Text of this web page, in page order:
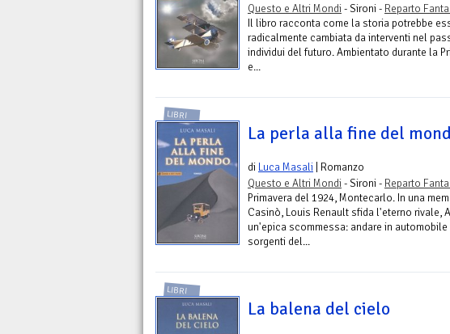
Questo e Altri Mondi - Sironi - Reparto
Il libro racconta come la storia potrebbe
radicalmente cambiata da interventi nel
individui del futuro. Ambientato durante la
e...
LIBRI
La perla alla fine del
di Luca Masali | Romanzo
Questo e Altri Mondi - Sironi - Reparto
Primavera del 1924, Montecarlo. In una
Casinò, Louis Renault sfida l'eterno rivale,
un'epica scommessa: andare in
sorgenti del...
LIBRI
La balena del cielo